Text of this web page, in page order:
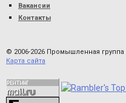
Вакансии
Контакты
© 2006-2026 Промышленная группа
Карта сайта